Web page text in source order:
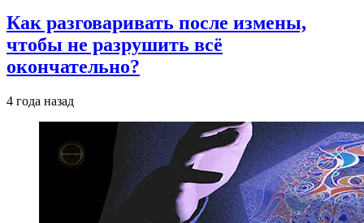
Как разговаривать после измены,
чтобы не разрушить всё
окончательно?
4 года назад